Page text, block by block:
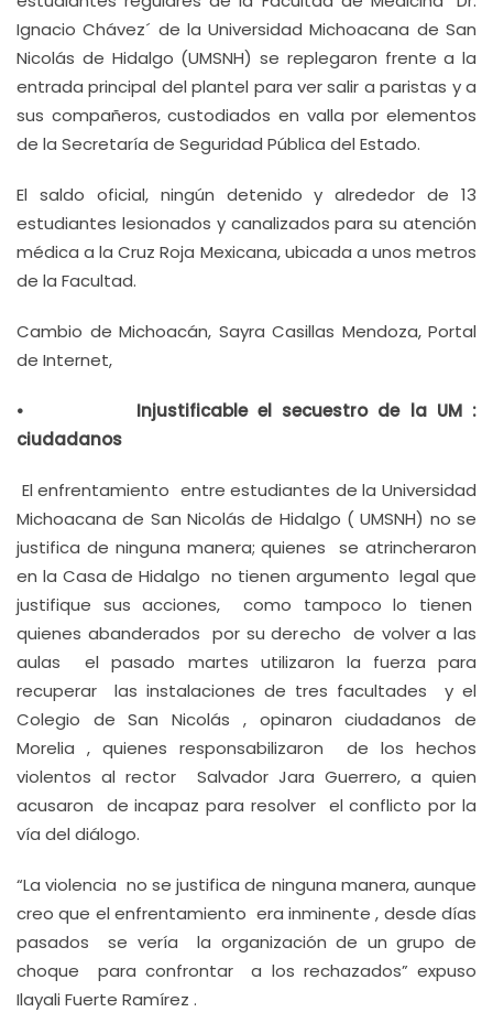
Ignacio Chávez´ de la Universidad Michoacana de San
Nicolás de Hidalgo (UMSNH) se replegaron frente a la
entrada principal del plantel para ver salir a paristas y a
sus compañeros, custodiados en valla por elementos
de la Secretaría de Seguridad Pública del Estado.
El saldo oficial, ningún detenido y alrededor de 13
estudiantes lesionados y canalizados para su atención
médica a la Cruz Roja Mexicana, ubicada a unos metros
de la Facultad.
Cambio de Michoacán, Sayra Casillas Mendoza, Portal
de Internet,
• Injustificable el secuestro de la UM :
ciudadanos
El enfrentamiento entre estudiantes de la Universidad
Michoacana de San Nicolás de Hidalgo ( UMSNH) no se
justifica de ninguna manera; quienes se atrincheraron
en la Casa de Hidalgo no tienen argumento legal que
justifique sus acciones, como tampoco lo tienen
quienes abanderados por su derecho de volver a las
aulas el pasado martes utilizaron la fuerza para
recuperar las instalaciones de tres facultades y el
Colegio de San Nicolás , opinaron ciudadanos de
Morelia , quienes responsabilizaron de los hechos
violentos al rector Salvador Jara Guerrero, a quien
acusaron de incapaz para resolver el conflicto por la
vía del diálogo.
“La violencia no se justifica de ninguna manera, aunque
creo que el enfrentamiento era inminente , desde días
pasados se vería la organización de un grupo de
choque para confrontar a los rechazados” expuso
Ilayali Fuerte Ramírez .